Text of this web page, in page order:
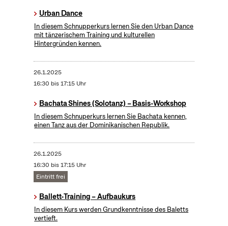
Urban Dance
In diesem Schnupperkurs lernen Sie den Urban Dance
mit tänzerischem Training und kulturellen
Hintergründen kennen.
26.1.2025
16:30 bis 17:15 Uhr
Bachata Shines (Solotanz) – Basis-Workshop
In diesem Schnuperkurs lernen Sie Bachata kennen,
einen Tanz aus der Dominikanischen Republik.
26.1.2025
16:30 bis 17:15 Uhr
Eintritt frei
Ballett-Training – Aufbaukurs
In diesem Kurs werden Grundkenntnisse des Baletts
vertieft.